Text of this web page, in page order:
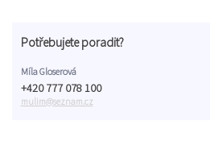
Potřebujete poradit?
Míla Gloserová
+420 777 078 100
mulim@seznam.cz